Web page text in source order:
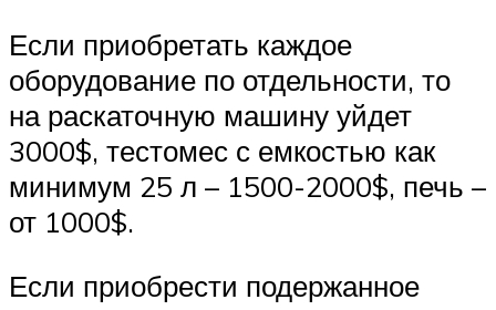
Если приобретать каждое
оборудование по отдельности, то
на раскаточную машину уйдет
3000$, тестомес с емкостью как
минимум 25 л – 1500-2000$, печь –
от 1000$.
Если приобрести подержанное